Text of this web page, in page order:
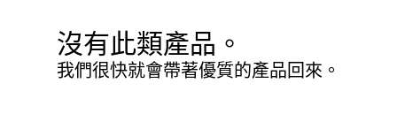
沒有此類產品。
我們很快就會帶著優質的產品回來。